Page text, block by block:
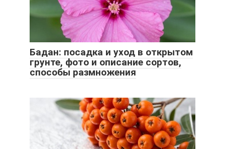
Бадан: посадка и уход в открытом
грунте, фото и описание сортов,
способы размножения